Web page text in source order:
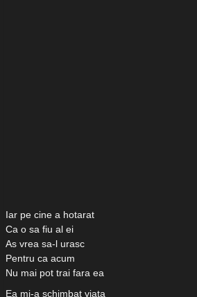
Iar pe cine a hotarat
Ca o sa fiu al ei
As vrea sa-l urasc
Pentru ca acum
Nu mai pot trai fara ea
Ea mi-a schimbat viata